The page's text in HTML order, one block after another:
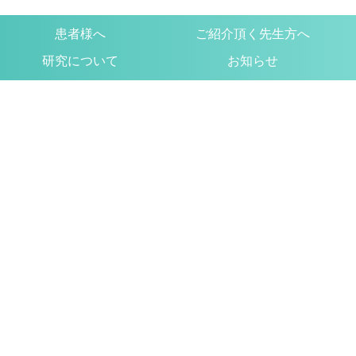
患者様へ ご紹介頂く先生方へ
研究について お知らせ